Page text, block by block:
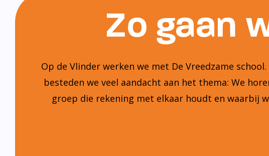
Zo gaan
Op de Vlinder werken we met De Vreedzame
besteden we veel aandacht aan het thema: We
groep die rekening met elkaar houdt en waarbij